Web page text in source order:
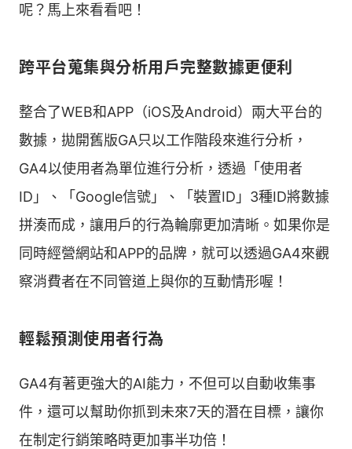
呢？馬上來看看吧！
跨平台蒐集與分析用戶完整數據更便利
整合了WEB和APP（iOS及Android）兩大平台的
數據，拋開舊版GA只以工作階段來進行分析，
GA4以使用者為單位進行分析，透過「使用者
ID」、「Google信號」、「裝置ID」3種ID將數據
拼湊而成，讓用戶的行為輪廓更加清晰。如果你是
同時經營網站和APP的品牌，就可以透過GA4來觀
察消費者在不同管道上與你的互動情形喔！
輕鬆預測使用者行為
GA4有著更強大的AI能力，不但可以自動收集事
件，還可以幫助你抓到未來7天的潛在目標，讓你
在制定行銷策略時更加事半功倍！